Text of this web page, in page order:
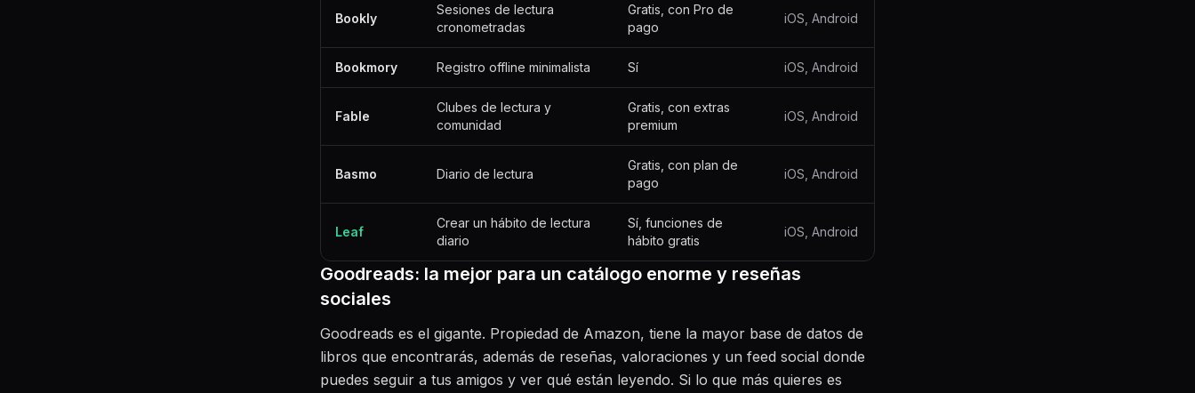
Bookly
Sesiones de lectura
cronometradas
Gratis, con Pro de
pago
iOS, Android
Bookmory Registro offline minimalista Sí iOS, Android
Fable
Clubes de lectura y
comunidad
Gratis, con extras
premium
iOS, Android
Basmo Diario de lectura
Gratis, con plan de
pago
iOS, Android
Leaf
Crear un hábito de lectura
diario
Sí, funciones de
hábito gratis
iOS, Android
Goodreads: la mejor para un catálogo enorme y reseñas
sociales
Goodreads es el gigante. Propiedad de Amazon, tiene la mayor base de datos de
libros que encontrarás, además de reseñas, valoraciones y un feed social donde
puedes seguir a tus amigos y ver qué están leyendo. Si lo que más quieres es